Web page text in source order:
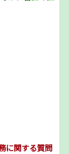
に関する質問